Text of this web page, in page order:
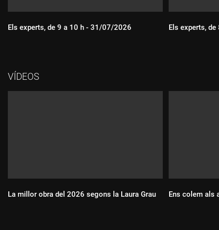
Els experts, de 9 a 10 h - 31/07/2026 Els experts,
VÍDEOS
La millor obra del 2026 segons la Laura Grau Ens colem als